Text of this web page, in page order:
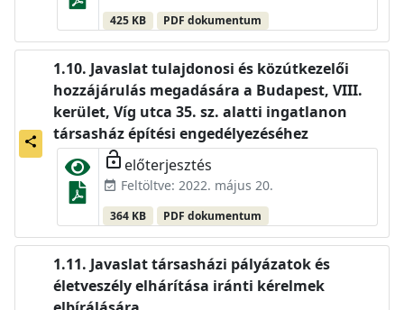
425 KB PDF dokumentum
share
Javaslat tulajdonosi és közútkezelői
hozzájárulás megadására a Budapest, VIII.
kerület, Víg utca 35. sz. alatti ingatlanon
társasház építési engedélyezéséhez
lock_open előterjesztés
event_available Feltöltve: 2022. május 20.
364 KB PDF dokumentum
Javaslat társasházi pályázatok és
életveszély elhárítása iránti kérelmek